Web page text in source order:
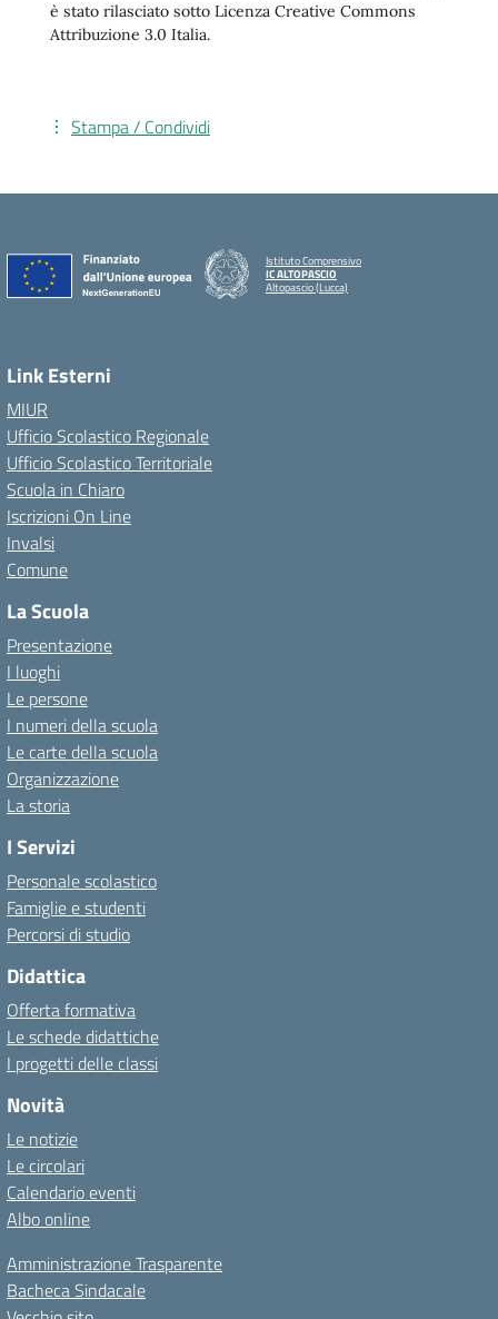
è stato rilasciato sotto Licenza Creative Commons
Attribuzione 3.0 Italia.
Stampa / Condividi
Istituto Comprensivo
IC ALTOPASCIO
Altopascio (Lucca)
Link Esterni
MIUR
Ufficio Scolastico Regionale
Ufficio Scolastico Territoriale
Scuola in Chiaro
Iscrizioni On Line
Invalsi
Comune
La Scuola
Presentazione
I luoghi
Le persone
I numeri della scuola
Le carte della scuola
Organizzazione
La storia
I Servizi
Personale scolastico
Famiglie e studenti
Percorsi di studio
Didattica
Offerta formativa
Le schede didattiche
I progetti delle classi
Novità
Le notizie
Le circolari
Calendario eventi
Albo online
Amministrazione Trasparente
Bacheca Sindacale